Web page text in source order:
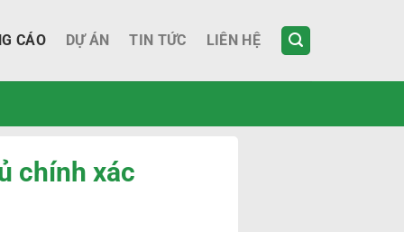
CÁO DỰ ÁN TIN TỨC LIÊN HỆ
chính xác